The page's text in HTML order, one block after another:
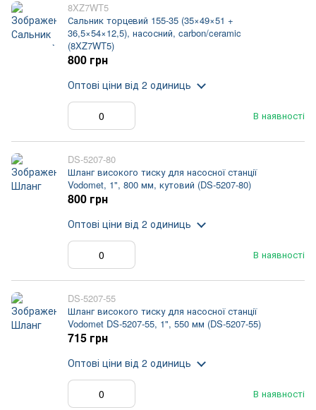
8XZ7WT5
Сальник торцевий 155-35 (35×49×51 +
36,5×54×12,5), насосний, carbon/ceramic
(8XZ7WT5)
В наявності
800 грн
Оптові ціни від 2 одиниць
DS-5207-80
Шланг високого тиску для насосної станції
Vodomet, 1", 800 мм, кутовий (DS-5207-80)
В наявності
800 грн
Оптові ціни від 2 одиниць
DS-5207-55
Шланг високого тиску для насосної станції
Vodomet DS-5207-55, 1", 550 мм (DS-5207-55)
В наявності
715 грн
Оптові ціни від 2 одиниць